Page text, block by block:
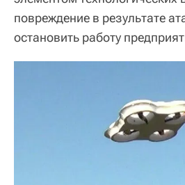
повреждение в результате
остановить работу